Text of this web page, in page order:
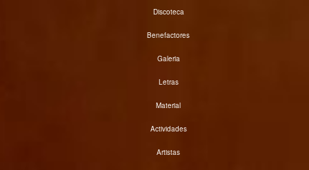
Discoteca
Benefactores
Galeria
Letras
Material
Actividades
Artistas